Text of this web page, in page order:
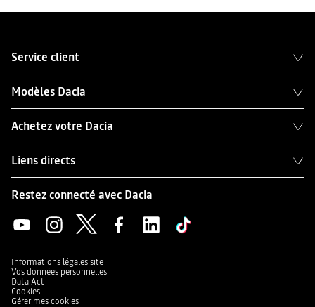
Service client
Modèles Dacia
Achetez votre Dacia
Liens directs
Restez connecté avec Dacia
Informations légales site
Vos données personnelles
Data Act
Cookies
Gérer mes cookies